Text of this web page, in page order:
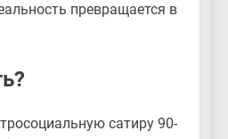
превращается в
сатиру 90-